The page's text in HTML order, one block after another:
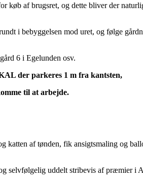
køb af brugsret, og dette bliver der
i bebyggelsen mod uret, og følge
6 i Egelunden osv.
der parkeres 1 m fra kantsten,
til at arbejde.
katten af tønden, fik ansigtsmaling og
selvfølgelig uddelt stribevis af præmier i